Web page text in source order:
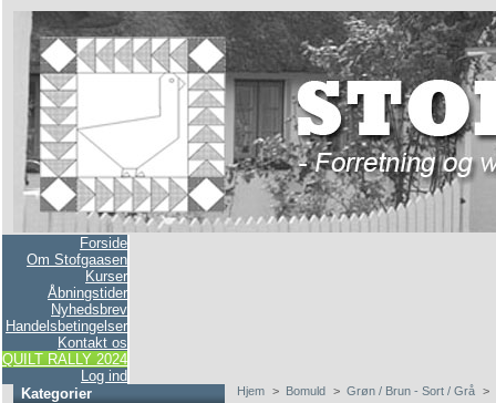
Forside
Om Stofgaasen
Kurser
Åbningstider
Nyhedsbrev
Handelsbetingelser
Kontakt os
QUILT RALLY 2024
Log ind
Kategorier
Hjem > Bomuld > Grøn / Brun - Sort / Grå >